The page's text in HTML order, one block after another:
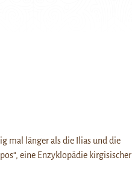
mal länger als die Ilias und die
eine Enzyklopädie kirgisischer